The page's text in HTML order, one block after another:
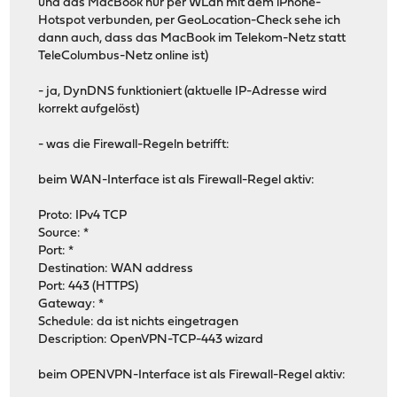
und das MacBook nur per WLan mit dem iPhone-
Hotspot verbunden, per GeoLocation-Check sehe ich
dann auch, dass das MacBook im Telekom-Netz statt
TeleColumbus-Netz online ist)
- ja, DynDNS funktioniert (aktuelle IP-Adresse wird
korrekt aufgelöst)
- was die Firewall-Regeln betrifft:
beim WAN-Interface ist als Firewall-Regel aktiv:
Proto: IPv4 TCP
Source: *
Port: *
Destination: WAN address
Port: 443 (HTTPS)
Gateway: *
Schedule: da ist nichts eingetragen
Description: OpenVPN-TCP-443 wizard
beim OPENVPN-Interface ist als Firewall-Regel aktiv: